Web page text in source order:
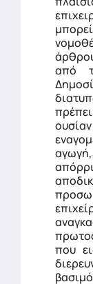
από
που